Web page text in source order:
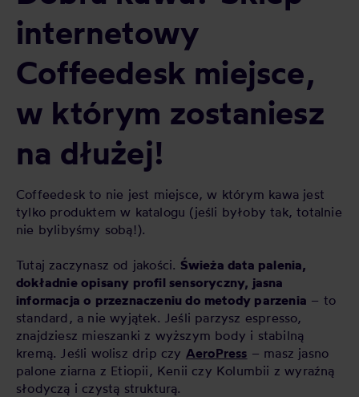
internetowy
Coffeedesk miejsce,
w którym zostaniesz
na dłużej!
Coffeedesk to nie jest miejsce, w którym kawa jest
tylko produktem w katalogu (jeśli byłoby tak, totalnie
nie bylibyśmy sobą!).
Tutaj zaczynasz od jakości. Świeża data palenia,
dokładnie opisany profil sensoryczny, jasna
informacja o przeznaczeniu do metody parzenia – to
standard, a nie wyjątek. Jeśli parzysz espresso,
znajdziesz mieszanki z wyższym body i stabilną
kremą. Jeśli wolisz drip czy AeroPress – masz jasno
palone ziarna z Etiopii, Kenii czy Kolumbii z wyraźną
słodyczą i czystą strukturą.